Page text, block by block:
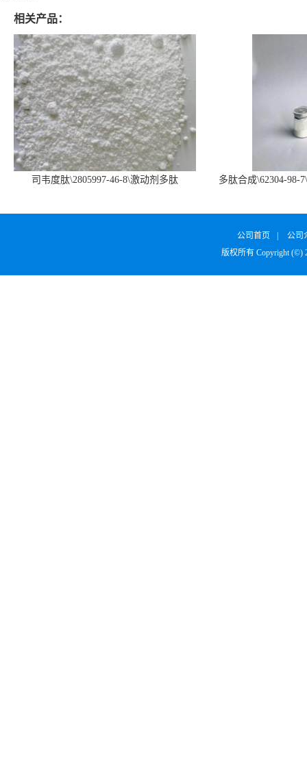
相关产品：
司韦度肽\2805997-46-8\激动剂多肽
多肽合成\62304-98-
公司首页
公司
版权所有 Copyright (©)